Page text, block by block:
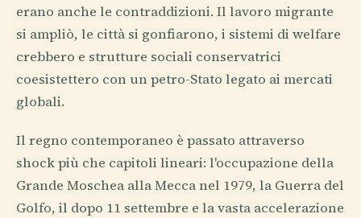
erano anche le contraddizioni. Il lavoro migrante
si ampliò, le città si gonfiarono, i sistemi di welfare
crebbero e strutture sociali conservatrici
coesistettero con un petro-Stato legato ai mercati
globali.
Il regno contemporaneo è passato attraverso
shock più che capitoli lineari: l'occupazione della
Grande Moschea alla Mecca nel 1979, la Guerra del
Golfo, il dopo 11 settembre e la vasta accelerazione